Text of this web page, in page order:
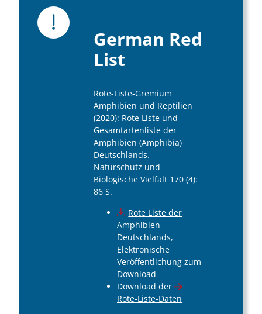
German Red
List
Rote-Liste-Gremium
Amphibien und Reptilien
(2020): Rote Liste und
Gesamtartenliste der
Amphibien (Amphibia)
Deutschlands. –
Naturschutz und
Biologische Vielfalt 170 (4):
86 S.
Rote Liste der
Amphibien
Deutschlands,
Elektronische
Veröffentlichung zum
Download
Download der
Rote-Liste-Daten